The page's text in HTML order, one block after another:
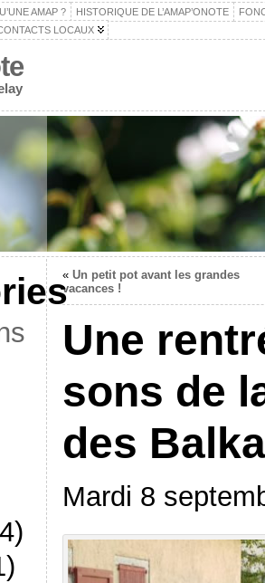
AMAP ? HISTORIQUE DE L’AMAP’ONOTE
LOCAUX
« Un petit pot avant les grandes
vacances !
Une
sons de
des
Mardi 8